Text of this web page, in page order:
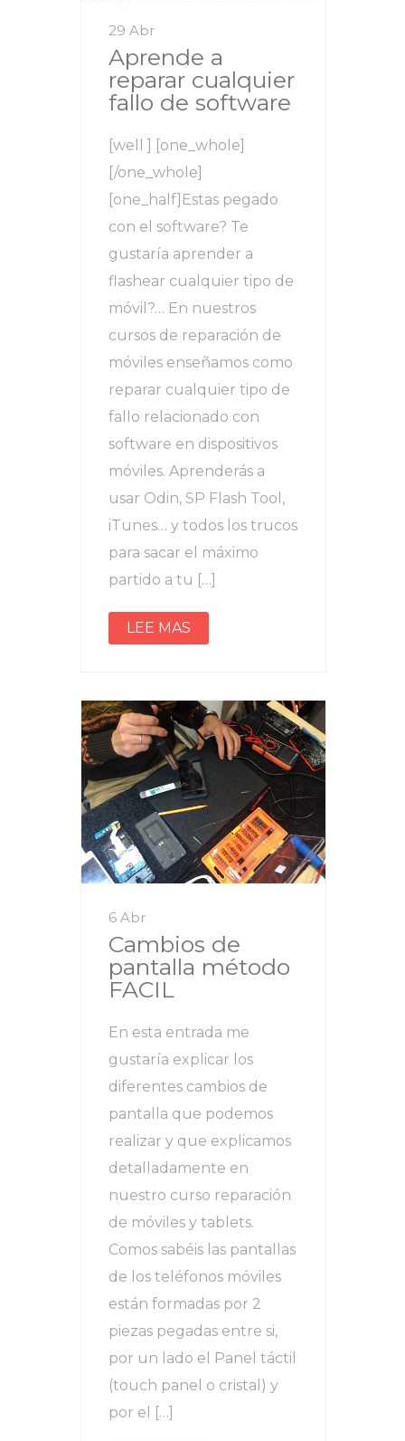
29 Abr
Aprende a
reparar cualquier
fallo de software
[well ] [one_whole]
[/one_whole]
[one_half]Estas pegado
con el software? Te
gustaría aprender a
flashear cualquier tipo de
móvil?… En nuestros
cursos de reparación de
móviles enseñamos como
reparar cualquier tipo de
fallo relacionado con
software en dispositivos
móviles. Aprenderás a
usar Odin, SP Flash Tool,
iTunes… y todos los trucos
para sacar el máximo
partido a tu […]
LEE MAS
6 Abr
Cambios de
pantalla método
FACIL
En esta entrada me
gustaría explicar los
diferentes cambios de
pantalla que podemos
realizar y que explicamos
detalladamente en
nuestro curso reparación
de móviles y tablets.
Comos sabéis las pantallas
de los teléfonos móviles
están formadas por 2
piezas pegadas entre si,
por un lado el Panel táctil
(touch panel o cristal) y
por el […]